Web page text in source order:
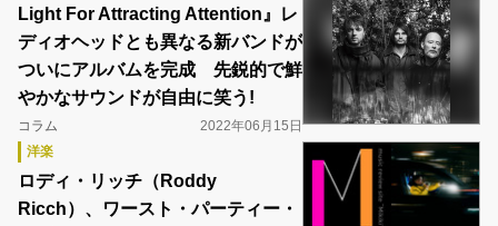
Light For Attracting Attention』レ
ディオヘッドとも異なる新バンドが
ついにアルバムを完成 先鋭的で鮮
やかなサウンドが自由に笑う!
コラム
2022年06月15日
洋楽
ロディ・リッチ（Roddy
Ricch）、ワースト・パーティー・